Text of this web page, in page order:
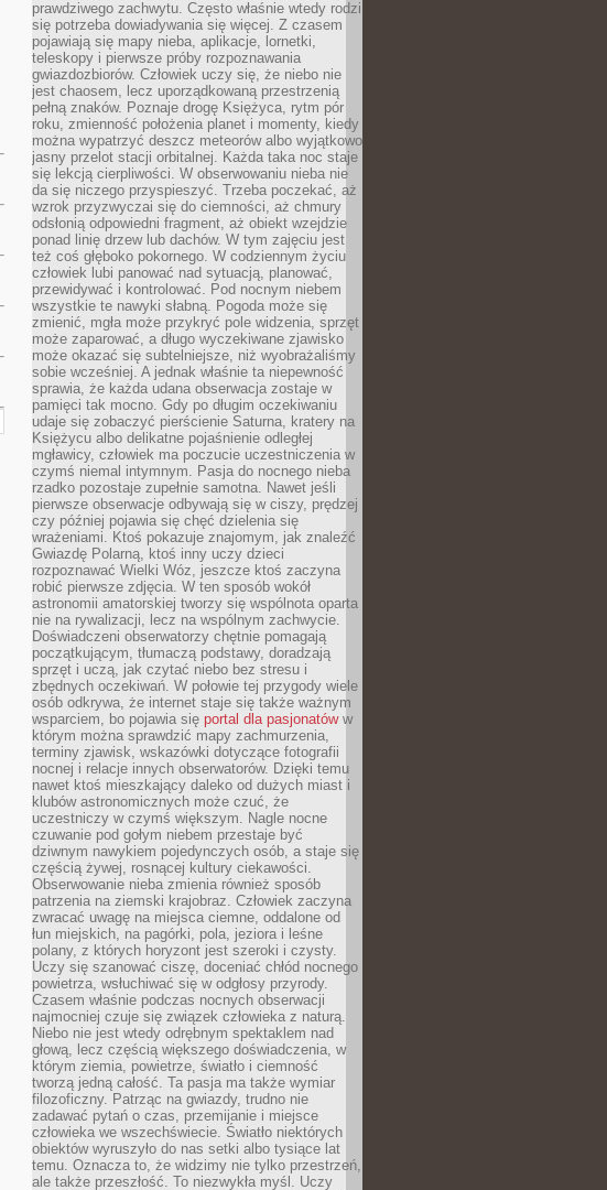
prawdziwego zachwytu. Często właśnie wtedy rodzi
się potrzeba dowiadywania się więcej. Z czasem
pojawiają się mapy nieba, aplikacje, lornetki,
teleskopy i pierwsze próby rozpoznawania
gwiazdozbiorów. Człowiek uczy się, że niebo nie
jest chaosem, lecz uporządkowaną przestrzenią
pełną znaków. Poznaje drogę Księżyca, rytm pór
roku, zmienność położenia planet i momenty, kiedy
można wypatrzyć deszcz meteorów albo wyjątkowo
jasny przelot stacji orbitalnej. Każda taka noc staje
się lekcją cierpliwości. W obserwowaniu nieba nie
da się niczego przyspieszyć. Trzeba poczekać, aż
wzrok przyzwyczai się do ciemności, aż chmury
odsłonią odpowiedni fragment, aż obiekt wzejdzie
ponad linię drzew lub dachów. W tym zajęciu jest
też coś głęboko pokornego. W codziennym życiu
człowiek lubi panować nad sytuacją, planować,
przewidywać i kontrolować. Pod nocnym niebem
wszystkie te nawyki słabną. Pogoda może się
zmienić, mgła może przykryć pole widzenia, sprzęt
może zaparować, a długo wyczekiwane zjawisko
może okazać się subtelniejsze, niż wyobrażaliśmy
sobie wcześniej. A jednak właśnie ta niepewność
sprawia, że każda udana obserwacja zostaje w
pamięci tak mocno. Gdy po długim oczekiwaniu
udaje się zobaczyć pierścienie Saturna, kratery na
Księżycu albo delikatne pojaśnienie odległej
mgławicy, człowiek ma poczucie uczestniczenia w
czymś niemal intymnym. Pasja do nocnego nieba
rzadko pozostaje zupełnie samotna. Nawet jeśli
pierwsze obserwacje odbywają się w ciszy, prędzej
czy później pojawia się chęć dzielenia się
wrażeniami. Ktoś pokazuje znajomym, jak znaleźć
Gwiazdę Polarną, ktoś inny uczy dzieci
rozpoznawać Wielki Wóz, jeszcze ktoś zaczyna
robić pierwsze zdjęcia. W ten sposób wokół
astronomii amatorskiej tworzy się wspólnota oparta
nie na rywalizacji, lecz na wspólnym zachwycie.
Doświadczeni obserwatorzy chętnie pomagają
początkującym, tłumaczą podstawy, doradzają
sprzęt i uczą, jak czytać niebo bez stresu i
zbędnych oczekiwań. W połowie tej przygody wiele
osób odkrywa, że internet staje się także ważnym
wsparciem, bo pojawia się portal dla pasjonatóww
którym można sprawdzić mapy zachmurzenia,
terminy zjawisk, wskazówki dotyczące fotografii
nocnej i relacje innych obserwatorów. Dzięki temu
nawet ktoś mieszkający daleko od dużych miast i
klubów astronomicznych może czuć, że
uczestniczy w czymś większym. Nagle nocne
czuwanie pod gołym niebem przestaje być
dziwnym nawykiem pojedynczych osób, a staje się
częścią żywej, rosnącej kultury ciekawości.
Obserwowanie nieba zmienia również sposób
patrzenia na ziemski krajobraz. Człowiek zaczyna
zwracać uwagę na miejsca ciemne, oddalone od
łun miejskich, na pagórki, pola, jeziora i leśne
polany, z których horyzont jest szeroki i czysty.
Uczy się szanować ciszę, doceniać chłód nocnego
powietrza, wsłuchiwać się w odgłosy przyrody.
Czasem właśnie podczas nocnych obserwacji
najmocniej czuje się związek człowieka z naturą.
Niebo nie jest wtedy odrębnym spektaklem nad
głową, lecz częścią większego doświadczenia, w
którym ziemia, powietrze, światło i ciemność
tworzą jedną całość. Ta pasja ma także wymiar
filozoficzny. Patrząc na gwiazdy, trudno nie
zadawać pytań o czas, przemijanie i miejsce
człowieka we wszechświecie. Światło niektórych
obiektów wyruszyło do nas setki albo tysiące lat
temu. Oznacza to, że widzimy nie tylko przestrzeń,
ale także przeszłość. To niezwykła myśl. Uczy